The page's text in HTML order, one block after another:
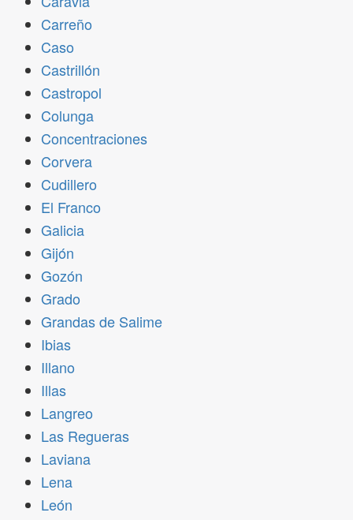
Carreño
Caso
Castrillón
Castropol
Colunga
Concentraciones
Corvera
Cudillero
El Franco
Galicia
Gijón
Gozón
Grado
Grandas de Salime
Ibias
Illano
Illas
Langreo
Las Regueras
Laviana
Lena
León